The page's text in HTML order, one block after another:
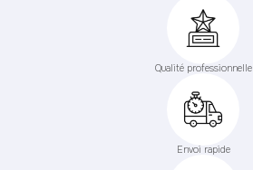
Qualité professionnelle
Envoi rapide